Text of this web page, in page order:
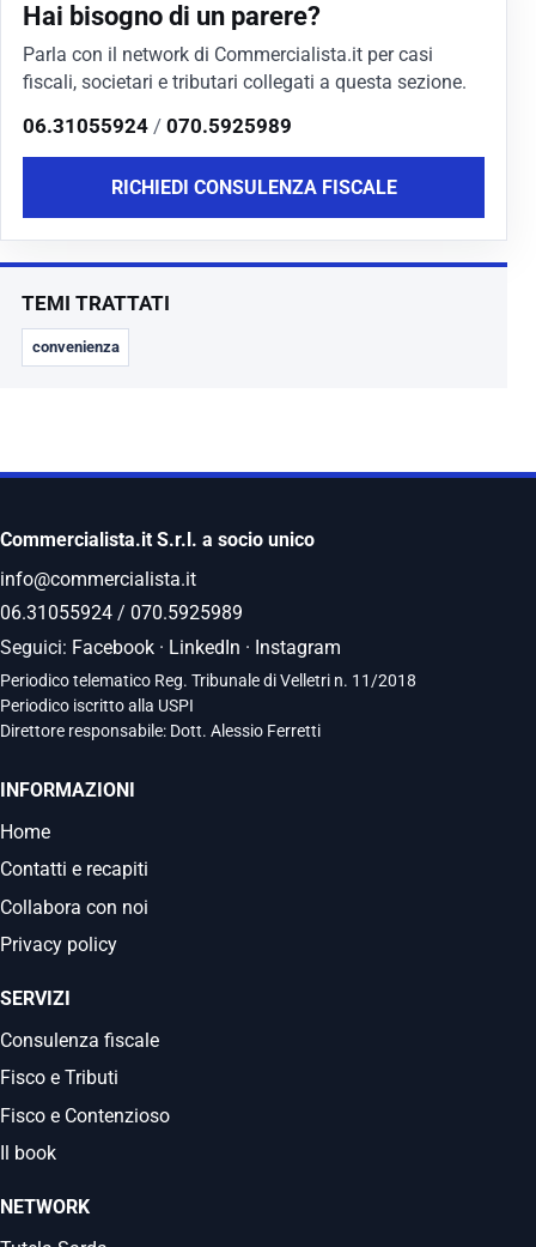
Hai bisogno di un parere?
Parla con il network di Commercialista.it per casi
fiscali, societari e tributari collegati a questa sezione.
06.31055924 / 070.5925989
RICHIEDI CONSULENZA FISCALE
TEMI TRATTATI
convenienza
Commercialista.it S.r.l. a socio unico
info@commercialista.it
06.31055924 / 070.5925989
Seguici: Facebook · LinkedIn · Instagram
Periodico telematico Reg. Tribunale di Velletri n. 11/2018
Periodico iscritto alla USPI
Direttore responsabile: Dott. Alessio Ferretti
INFORMAZIONI
Home
Contatti e recapiti
Collabora con noi
Privacy policy
SERVIZI
Consulenza fiscale
Fisco e Tributi
Fisco e Contenzioso
Il book
NETWORK